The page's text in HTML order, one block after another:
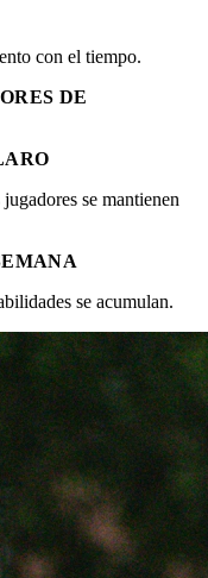
con el tiempo.
DE
se mantienen
se acumulan.